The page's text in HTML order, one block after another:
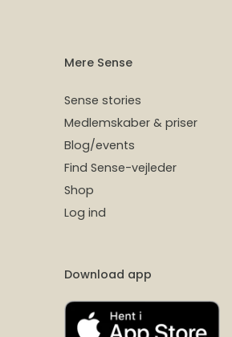
Mere Sense
Sense stories
Medlemskaber & priser
Blog/events
Find Sense-vejleder
Shop
Log ind
Download app